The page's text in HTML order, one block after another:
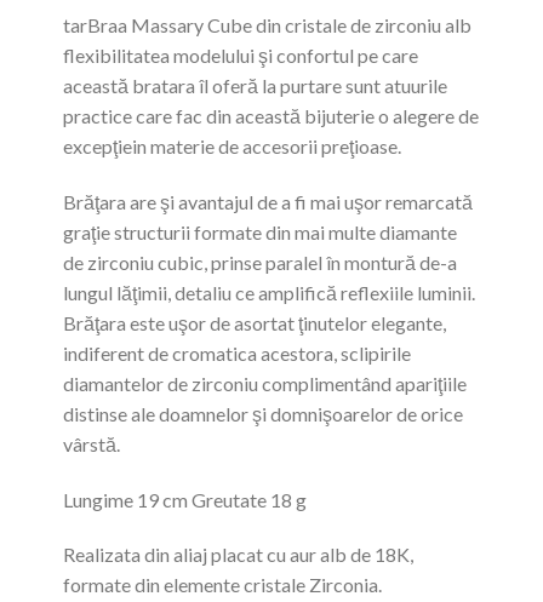
tarBraa Massary Cube din cristale de zirconiu alb
flexibilitatea modelului şi confortul pe care
această bratara îl oferă la purtare sunt atuurile
practice care fac din această bijuterie o alegere de
excepţiein materie de accesorii preţioase.
Brăţara are şi avantajul de a fi mai uşor remarcată
graţie structurii formate din mai multe diamante
de zirconiu cubic, prinse paralel în montură de-a
lungul lăţimii, detaliu ce amplifică reflexiile luminii.
Brăţara este uşor de asortat ţinutelor elegante,
indiferent de cromatica acestora, sclipirile
diamantelor de zirconiu complimentând apariţiile
distinse ale doamnelor şi domnişoarelor de orice
vârstă.
Lungime 19 cm Greutate 18 g
Realizata din aliaj placat cu aur alb de 18K,
formate din elemente cristale Zirconia.